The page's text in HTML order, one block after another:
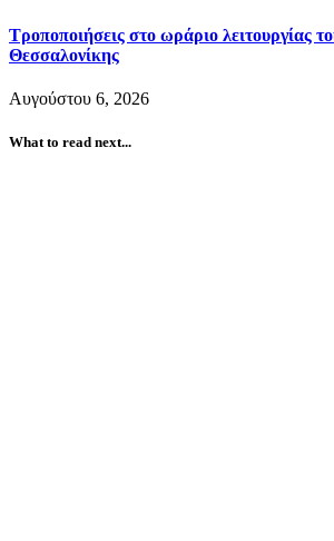
Τροποποιήσεις στο ωράριο λειτουργίας
Θεσσαλονίκης
Αυγούστου 6, 2026
What to read next...